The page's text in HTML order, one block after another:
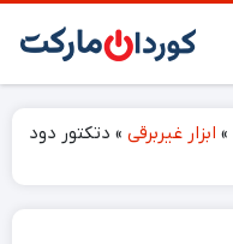
» ابزار غیربرقی » دتکتور دود